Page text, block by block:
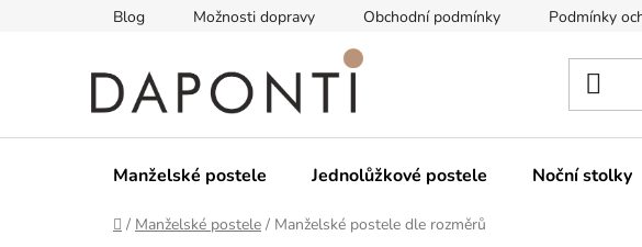
Blog Možnosti dopravy Obchodní podmínky Podmínky
Manželské postele Jednolůžkové postele Noční stolky
Domů
/ Manželské postele / Manželské postele dle rozměrů